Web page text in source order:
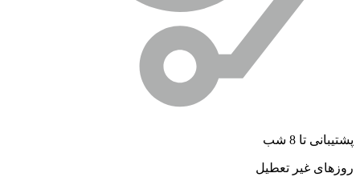
پشتیبانی تا 8 شب
روزهای غیر تعطیل